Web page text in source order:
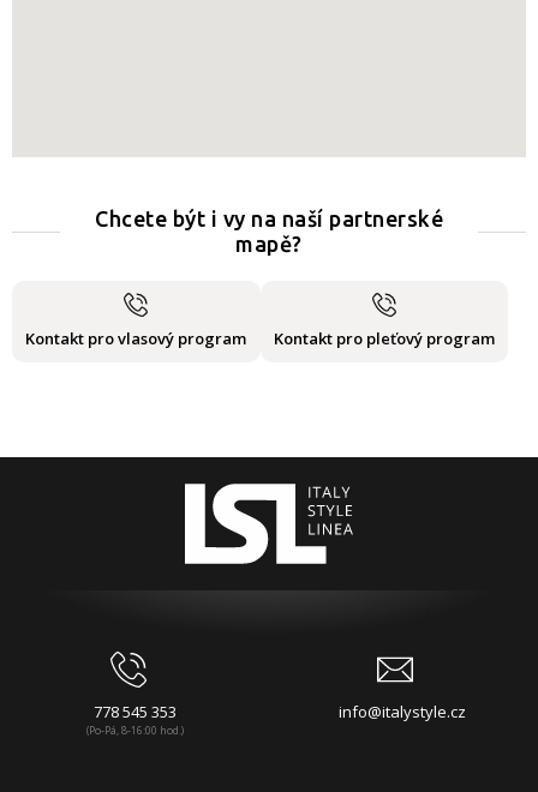
Chcete být i vy na naší partnerské
mapě?
Kontakt pro vlasový program Kontakt pro pleťový program
778 545 353
(Po-Pá, 8-16:00 hod.)
info@italystyle.cz